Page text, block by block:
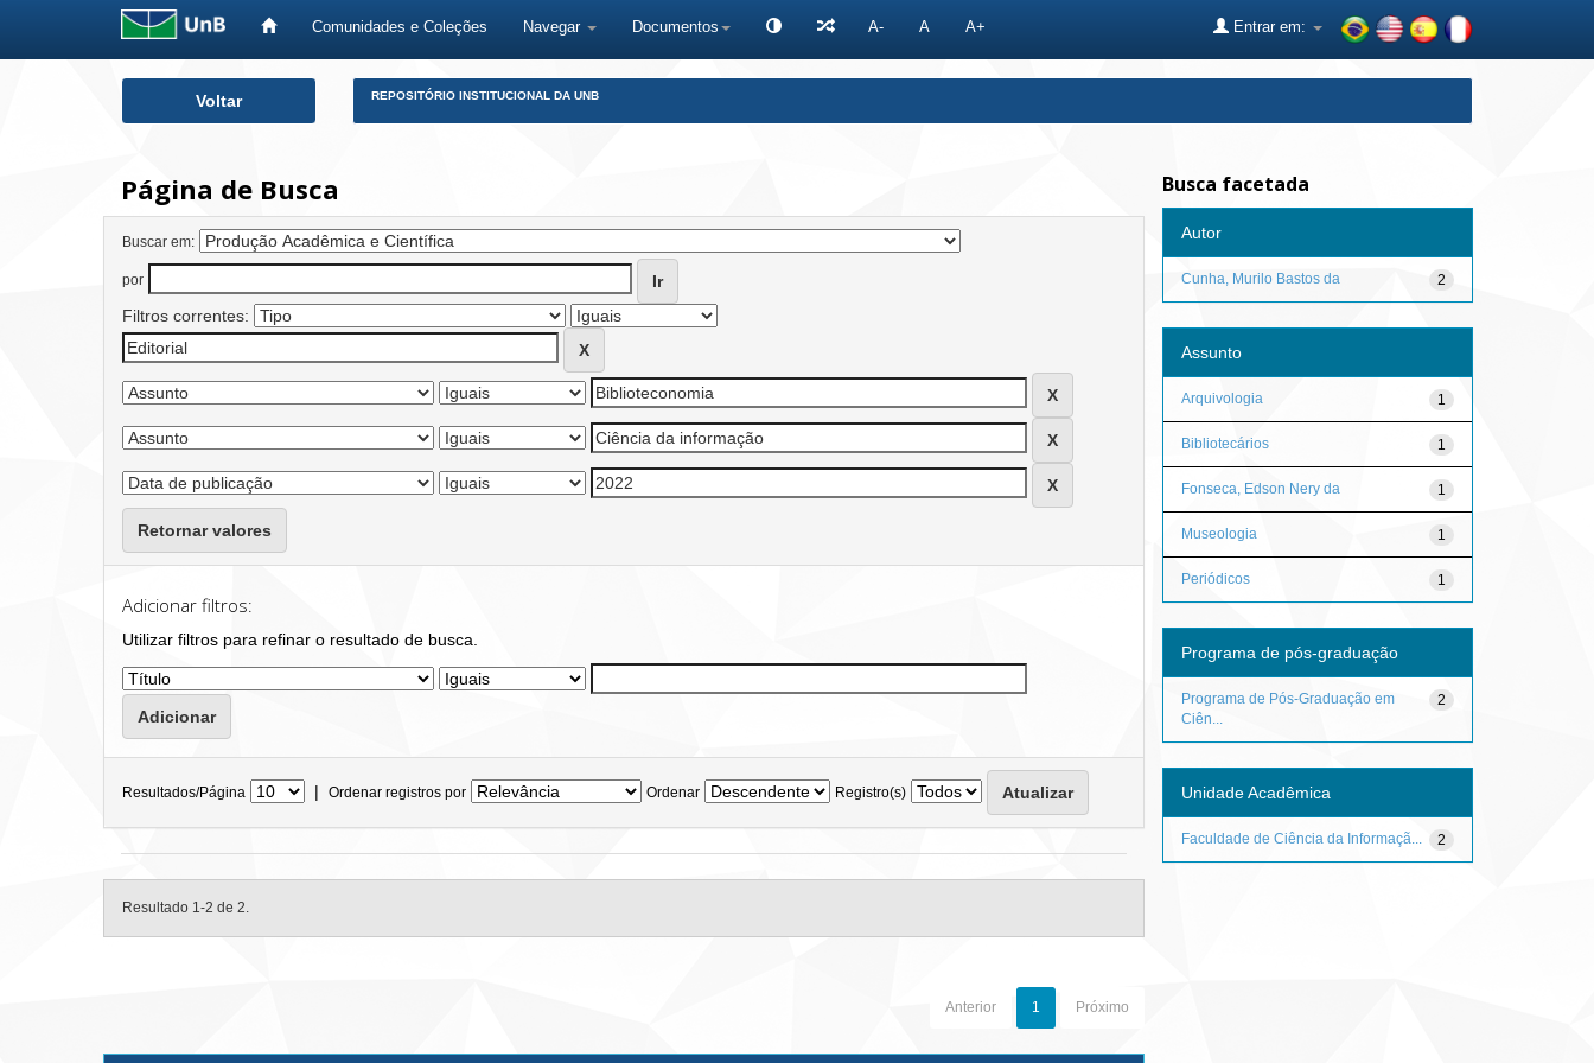
Comunidades e Coleções Navegar Documentos A- A A+ Entrar em:
Voltar REPOSITÓRIO INSTITUCIONAL DA UNB
Página de Busca
Buscar em:
por
Filtros correntes:
Retornar valores
Adicionar filtros:
Utilizar filtros para refinar o resultado de busca.
Resultados/Página | Ordenar registros por Ordenar Registro(s)
Resultado 1-2 de 2.
Anterior 1 Próximo
Busca facetada
Autor
2
Cunha, Murilo Bastos da
Assunto
1
Arquivologia
1
Bibliotecários
1
Fonseca, Edson Nery da
1
Museologia
1
Periódicos
Programa de pós-graduação
2
Programa de Pós-Graduação em
Ciên...
Unidade Acadêmica
2
Faculdade de Ciência da Informaçã...